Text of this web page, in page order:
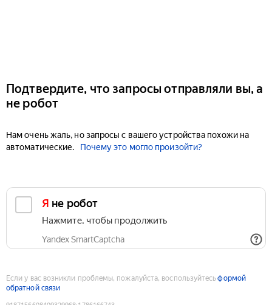
Подтвердите, что запросы отправляли вы, а
не робот
Нам очень жаль, но запросы с вашего устройства похожи на
автоматические.
Почему это могло произойти?
Я не робот
Нажмите, чтобы продолжить
Yandex SmartCaptcha
Если у вас возникли проблемы, пожалуйста, воспользуйтесьформой
обратной связи